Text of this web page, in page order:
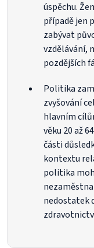
úspěchu.
případě jen
zabývat
vzdělávání,
pozdějších
Politika
zvyšování
hlavním
věku 20 až
části
kontextu
politika
nedostatek